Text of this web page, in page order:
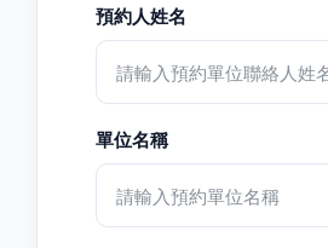
預約人姓名
單位名稱